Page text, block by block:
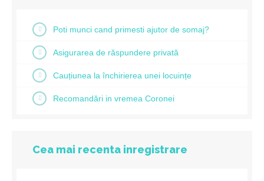
Poti munci cand primesti ajutor de somaj?
Asigurarea de răspundere privată
Cauțiunea la închirierea unei locuințe
Recomandări in vremea Coronei
Cea mai recenta inregistrare